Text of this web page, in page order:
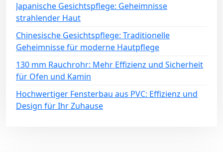
Japanische Gesichtspflege: Geheimnisse
strahlender Haut
Chinesische Gesichtspflege: Traditionelle
Geheimnisse für moderne Hautpflege
130 mm Rauchrohr: Mehr Effizienz und Sicherheit
für Ofen und Kamin
Hochwertiger Fensterbau aus PVC: Effizienz und
Design für Ihr Zuhause